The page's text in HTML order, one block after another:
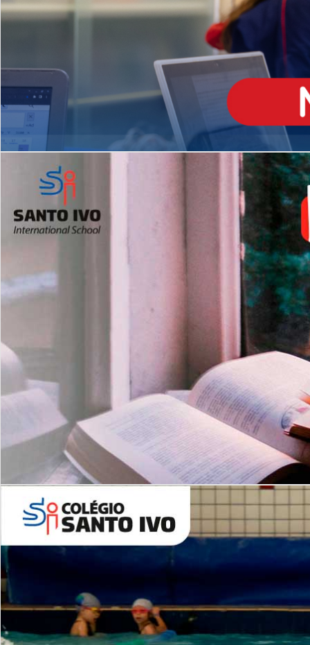
Matrículas Abertas 2026
Leituras Literárias
MÉDIO
igh School
Dupla Diplomação
2º AO 5º ANO FUNDAMENTAL
es
Com imersão Bilingue - Anos
Finais
6º AO 9º ANO FUNDAMENTAL
Inglês: Turmas Reduzidas
(Proficiência)
ALUNOS NOVOS
Entre em Contato